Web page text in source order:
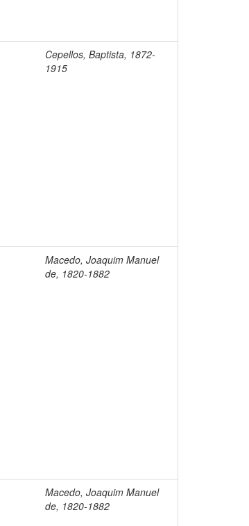
Cepellos, Baptista, 1872-
1915
Macedo, Joaquim Manuel
de, 1820-1882
Macedo, Joaquim Manuel
de, 1820-1882